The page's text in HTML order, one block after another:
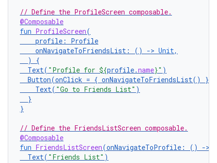
// Define the ProfileScreen composable.
@Composable
fun ProfileScreen(
profile :
Profile
onNavigateToFriendsList : () -> Unit,
)
{
Text( "Profile for ${profile.name}" )
Button(onClick = { onNavigateToFriendsList()
})
Text( "Go to Friends List" )
}
}
// Define the FriendsListScreen composable.
@Composable
fun FriendsListScreen(onNavigateToProfile : () ->
Text( "Friends List" )